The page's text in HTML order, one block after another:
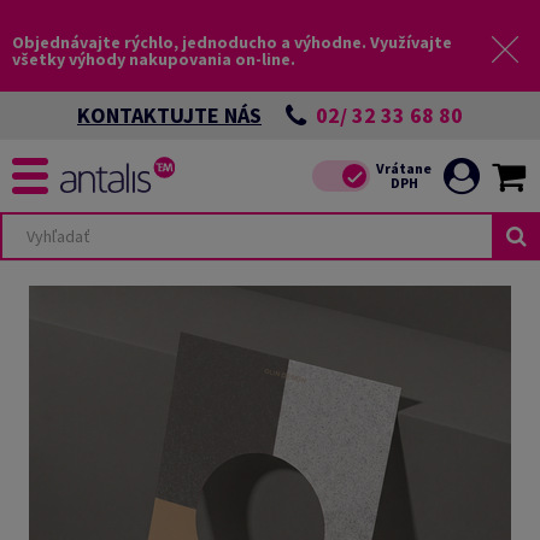
Objednávajte rýchlo, jednoducho a výhodne. Využívajte
všetky výhody nakupovania on-line.
KONTAKTUJTE NÁS 02/ 32 33 68 80